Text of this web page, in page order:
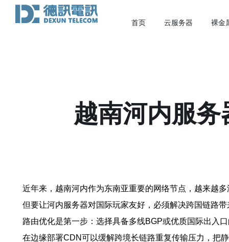
首页 云服务器 裸金
越南河内服
近年来，越南河内作为东南亚重要的网络节点，越来越
但要让河内服务器对国际玩家友好，必须解决跨国链路
路由优化是第一步：选择具备多线BGP或优质国际出入
在边缘部署CDN可以缓解跨境长链路重复传输压力，把